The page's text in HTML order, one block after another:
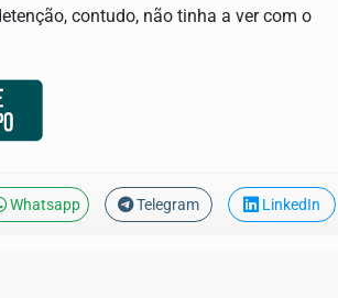
contudo, não tinha a ver com o
Whatsapp Telegram LinkedIn